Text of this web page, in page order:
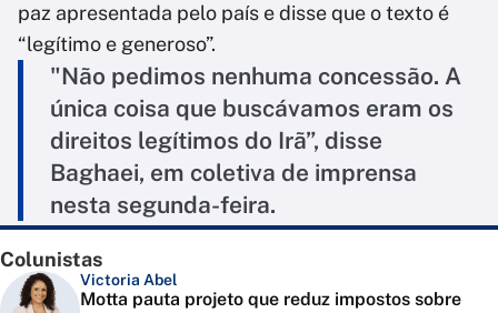
paz apresentada pelo país e disse que o texto é
“legítimo e generoso”.
"Não pedimos nenhuma concessão. A
única coisa que buscávamos eram os
direitos legítimos do Irã”, disse
Baghaei, em coletiva de imprensa
nesta segunda-feira.
Colunistas
Victoria Abel
Motta pauta projeto que reduz impostos sobre